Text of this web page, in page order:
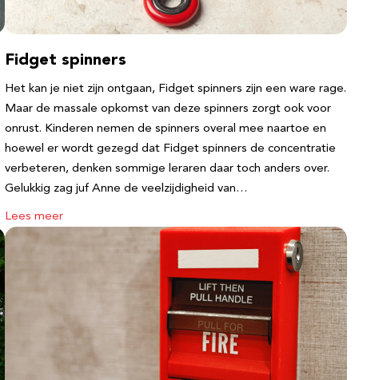
Fidget spinners
Het kan je niet zijn ontgaan, Fidget spinners zijn een ware rage.
Maar de massale opkomst van deze spinners zorgt ook voor
onrust. Kinderen nemen de spinners overal mee naartoe en
hoewel er wordt gezegd dat Fidget spinners de concentratie
verbeteren, denken sommige leraren daar toch anders over.
Gelukkig zag juf Anne de veelzijdigheid van…
Lees meer